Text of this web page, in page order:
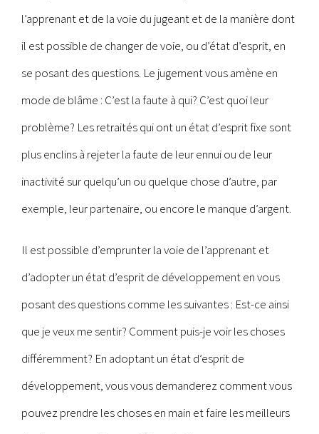
l’apprenant et de la voie du jugeant et de la manière dont
il est possible de changer de voie, ou d’état d’esprit, en
se posant des questions. Le jugement vous amène en
mode de blâme : C’est la faute à qui? C’est quoi leur
problème? Les retraités qui ont un état d’esprit fixe sont
plus enclins à rejeter la faute de leur ennui ou de leur
inactivité sur quelqu’un ou quelque chose d’autre, par
exemple, leur partenaire, ou encore le manque d’argent.
Il est possible d’emprunter la voie de l’apprenant et
d’adopter un état d’esprit de développement en vous
posant des questions comme les suivantes : Est-ce ainsi
que je veux me sentir? Comment puis-je voir les choses
différemment? En adoptant un état d’esprit de
développement, vous vous demanderez comment vous
pouvez prendre les choses en main et faire les meilleurs